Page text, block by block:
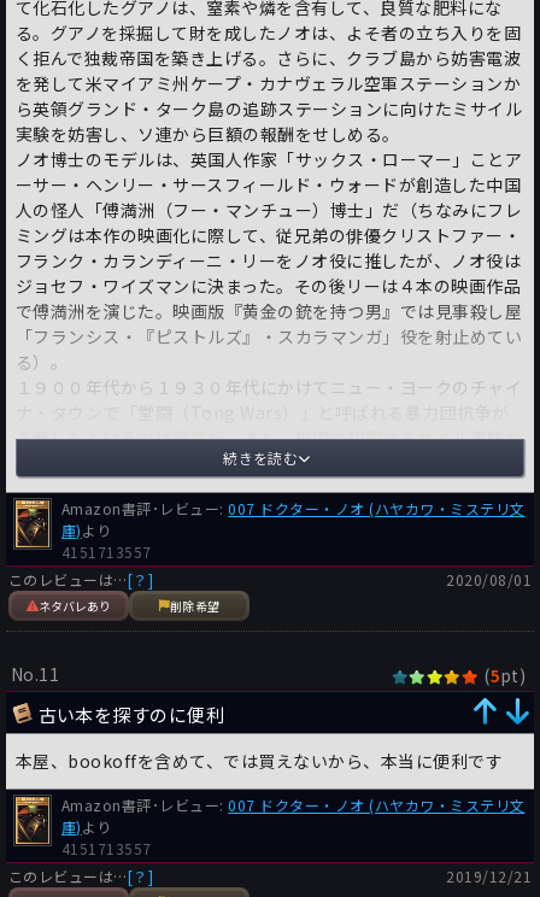
て化石化したグアノは、窒素や燐を含有して、良質な肥料にな
る。グアノを採掘して財を成したノオは、よそ者の立ち入りを固
く拒んで独裁帝国を築き上げる。さらに、クラブ島から妨害電波
を発して米マイアミ州ケープ・カナヴェラル空軍ステーションか
ら英領グランド・ターク島の追跡ステーションに向けたミサイル
実験を妨害し、ソ連から巨額の報酬をせしめる。
ノオ博士のモデルは、英国人作家「サックス・ローマー」ことア
ーサー・ヘンリー・サースフィールド・ウォードが創造した中国
人の怪人「傅満洲（フー・マンチュー）博士」だ（ちなみにフレ
ミングは本作の映画化に際して、従兄弟の俳優クリストファー・
フランク・カランディーニ・リーをノオ役に推したが、ノオ役は
ジョセフ・ワイズマンに決まった。その後リーは４本の映画作品
で傅満洲を演じた。映画版『黄金の銃を持つ男』では見事殺し屋
「フランシス・『ピストルズ』・スカラマンガ」役を射止めてい
る）。
１９００年代から１９３０年代にかけてニュー・ヨークのチャイ
多発したというのは実話だ。また、米国の初期のミサイル実験が
失敗の連続だったというのも事実だ。
ノオがクラブ島を購入する前から、自然保護団体の全米オーデュ
ボン協会が島の一画を借り上げて紅箆鷺（ベニヘラサギ）の保護
区とし、監視員を常駐させていた。その名の通り赤みがかったピ
ンク色の羽根を持つ紅箆鷺は、羽根飾りにするために乱獲されて
１９５０年代には絶滅危惧種となっていた（現在はだいぶ個体数
が回復してきている）。全米オーデュボン協会は保護区にホテル
を建てて世界中から鳥類愛好家を招きませんかとノオに提案。監
視員を焼き殺したノオの手下は、ビーチクラフト機で飛来した全
米オーデュボン協会幹部も着陸事故に見せかけて殺害。巣を焼き
払って紅箆鷺も追い払う。
全米オーデュボン協会の圧力を受けた英国政府が、秘密情報機関
（SIS）に調査を下命。カリブ海域局主任「ジョン・ストラング
ウェイズ海軍中佐」が真相究明に乗り出す（『死ぬのは奴らだ』
では海軍少佐だったが、その後昇進したらしい）。だが、秘書の
「メアリー・トルーブラッド」ともどもノオの殺し屋に射殺され
て、支局の建物も放火されてしまう（「メアリー・トルーブラッ
続きを読む
Amazon書評･レビュー:007 ドクター・ノオ (ハヤカワ・ミステリ文
庫)より
4151713557
このレビューは…[？]
ネタバレあり 削除希望
2020/08/01
No.11 (5pt)
古い本を探すのに便利
本屋、bookoffを含めて、では買えないから、本当に便利です
Amazon書評･レビュー:007 ドクター・ノオ (ハヤカワ・ミステリ文
庫)より
4151713557
このレビューは…[？] 2019/12/21